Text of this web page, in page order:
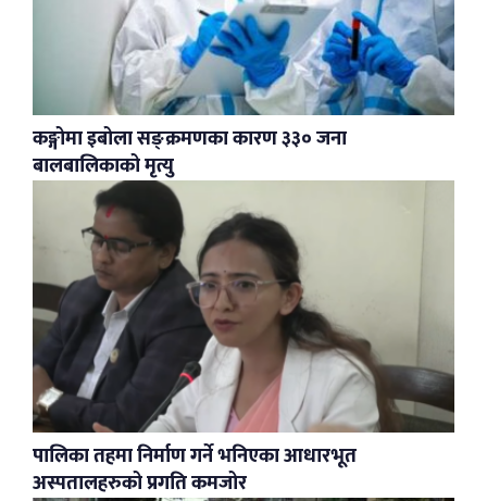
कङ्गोमा इबोला सङ्क्रमणका कारण ३३० जना
बालबालिकाको मृत्यु
पालिका तहमा निर्माण गर्ने भनिएका आधारभूत
अस्पतालहरुको प्रगति कमजोर